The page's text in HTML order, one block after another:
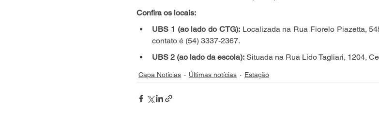
Confira os locais:
UBS 1 (ao lado do CTG): Localizada na Rua Fiorelo Piazetta,
contato é (54) 3337-2367.
UBS 2 (ao lado da escola): Situada na Rua Lido Tagliari, 1204,
Capa Notícias Últimas notícias Estação